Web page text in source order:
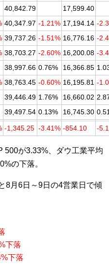
40,842.79
17,599.40
40,347.97 -1.21% 17,194.14 -
39,737.26 -1.51% 16,776.16 -
38,703.27 -2.60% 16,200.08 -
38,997.66 0.76% 16,366.85
38,763.45 -0.60% 16,195.81 -
39,446.49 1.76% 16,660.02
39,497.54 0.13% 16,745.30
-1,345.25 -3.41% -854.10 -
500が3.33%、ダウ工業平均
の下落。
8月6日～9日の4営業日で傾
下落
下落